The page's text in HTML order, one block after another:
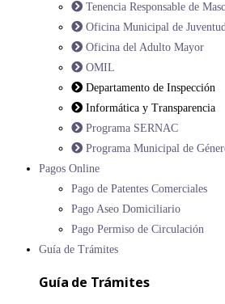
Tenencia Responsable de
Oficina Municipal de
Oficina del Adulto Mayor
OMIL
Departamento de Inspección
Informática y Transparencia
Programa SERNAC
Programa Municipal de
Pagos Online
Pago de Patentes Comerciales
Pago Aseo Domiciliario
Pago Permiso de Circulación
Guía de Trámites
Guía de Trámites